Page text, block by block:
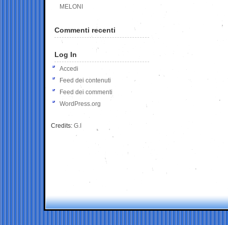
MELONI
Commenti recenti
Log In
Accedi
Feed dei contenuti
Feed dei commenti
WordPress.org
Credits: G.I